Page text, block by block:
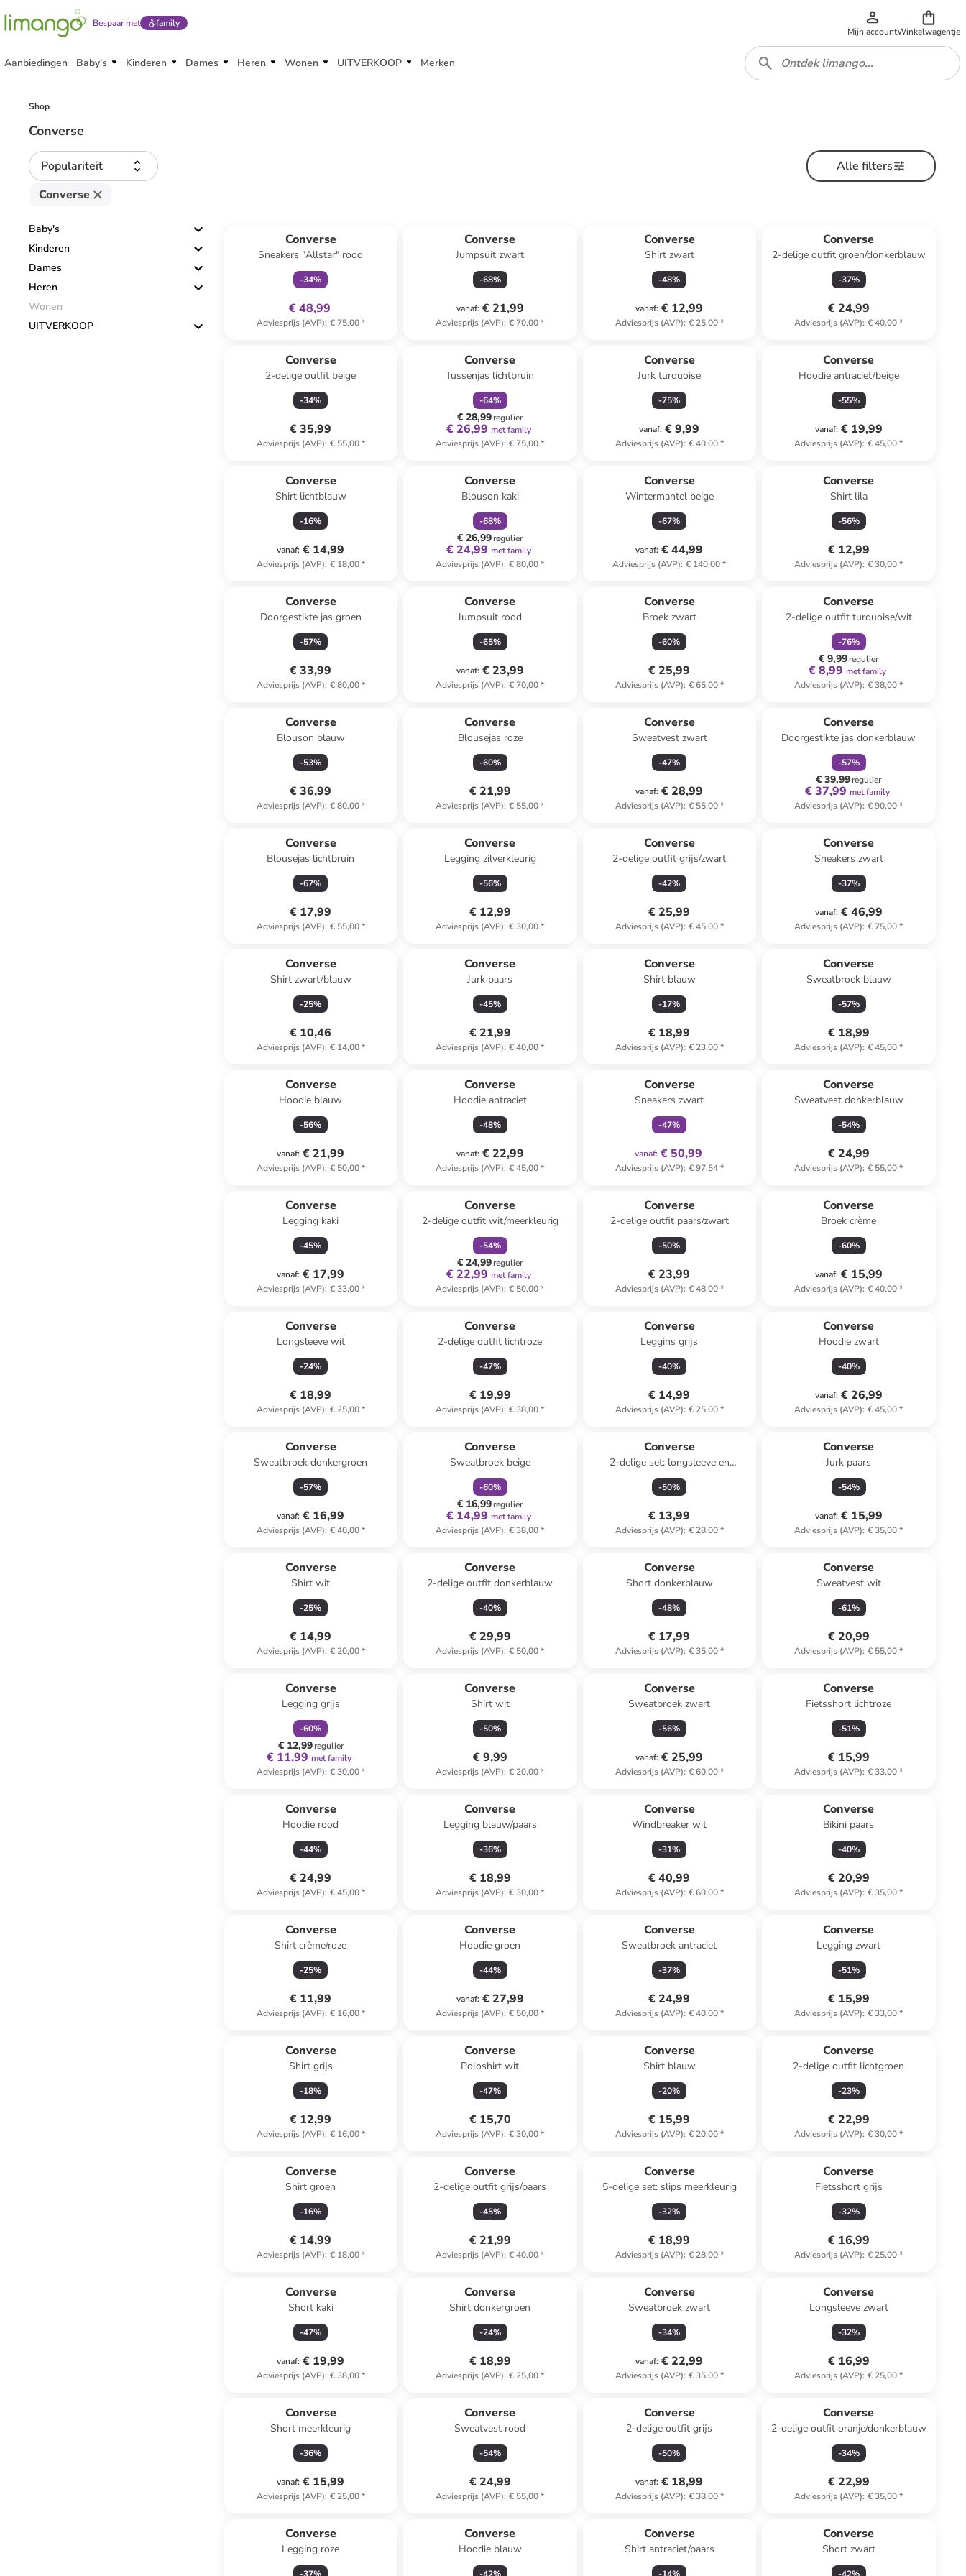
Bespaar met family
Mijn accountWinkelwagentje
Aanbiedingen Baby's Kinderen Dames Heren Wonen UITVERKOOP Merken
Shop
Converse
Populariteit
Alle filters
Converse
Baby's
Kinderen
Dames
Heren
Wonen
UITVERKOOP
Converse
Sneakers "Allstar" rood
-34%
€ 48,99
Adviesprijs (AVP): € 75,00*
Converse
Jumpsuit zwart
-68%
vanaf: € 21,99
Adviesprijs (AVP): € 70,00*
Converse
Shirt zwart
-48%
vanaf: € 12,99
Adviesprijs (AVP): € 25,00*
Converse
2-delige outfit groen/donkerblauw
-37%
€ 24,99
Adviesprijs (AVP): € 40,00*
Converse
2-delige outfit beige
-34%
€ 35,99
Adviesprijs (AVP): € 55,00*
Converse
Tussenjas lichtbruin
-64%
€ 28,99regulier
€ 26,99 met family
Adviesprijs (AVP): € 75,00*
Converse
Jurk turquoise
-75%
vanaf: € 9,99
Adviesprijs (AVP): € 40,00*
Converse
Hoodie antraciet/beige
-55%
vanaf: € 19,99
Adviesprijs (AVP): € 45,00*
Converse
Shirt lichtblauw
-16%
vanaf: € 14,99
Adviesprijs (AVP): € 18,00*
Converse
Blouson kaki
-68%
€ 26,99regulier
€ 24,99 met family
Adviesprijs (AVP): € 80,00*
Converse
Wintermantel beige
-67%
vanaf: € 44,99
Adviesprijs (AVP): € 140,00*
Converse
Shirt lila
-56%
€ 12,99
Adviesprijs (AVP): € 30,00*
Converse
Doorgestikte jas groen
-57%
€ 33,99
Adviesprijs (AVP): € 80,00*
Converse
Jumpsuit rood
-65%
vanaf: € 23,99
Adviesprijs (AVP): € 70,00*
Converse
Broek zwart
-60%
€ 25,99
Adviesprijs (AVP): € 65,00*
Converse
2-delige outfit turquoise/wit
-76%
€ 9,99regulier
€ 8,99 met family
Adviesprijs (AVP): € 38,00*
Converse
Blouson blauw
-53%
€ 36,99
Adviesprijs (AVP): € 80,00*
Converse
Blousejas roze
-60%
€ 21,99
Adviesprijs (AVP): € 55,00*
Converse
Sweatvest zwart
-47%
vanaf: € 28,99
Adviesprijs (AVP): € 55,00*
Converse
Doorgestikte jas donkerblauw
-57%
€ 39,99regulier
€ 37,99 met family
Adviesprijs (AVP): € 90,00*
Converse
Blousejas lichtbruin
-67%
€ 17,99
Adviesprijs (AVP): € 55,00*
Converse
Legging zilverkleurig
-56%
€ 12,99
Adviesprijs (AVP): € 30,00*
Converse
2-delige outfit grijs/zwart
-42%
€ 25,99
Adviesprijs (AVP): € 45,00*
Converse
Sneakers zwart
-37%
vanaf: € 46,99
Adviesprijs (AVP): € 75,00*
Converse
Shirt zwart/blauw
-25%
€ 10,46
Adviesprijs (AVP): € 14,00*
Converse
Jurk paars
-45%
€ 21,99
Adviesprijs (AVP): € 40,00*
Converse
Shirt blauw
-17%
€ 18,99
Adviesprijs (AVP): € 23,00*
Converse
Sweatbroek blauw
-57%
€ 18,99
Adviesprijs (AVP): € 45,00*
Converse
Hoodie blauw
-56%
vanaf: € 21,99
Adviesprijs (AVP): € 50,00*
Converse
Hoodie antraciet
-48%
vanaf: € 22,99
Adviesprijs (AVP): € 45,00*
Converse
Sneakers zwart
-47%
vanaf: € 50,99
Adviesprijs (AVP): € 97,54*
Converse
Sweatvest donkerblauw
-54%
€ 24,99
Adviesprijs (AVP): € 55,00*
Converse
Legging kaki
-45%
vanaf: € 17,99
Adviesprijs (AVP): € 33,00*
Converse
2-delige outfit wit/meerkleurig
-54%
€ 24,99regulier
€ 22,99 met family
Adviesprijs (AVP): € 50,00*
Converse
2-delige outfit paars/zwart
-50%
€ 23,99
Adviesprijs (AVP): € 48,00*
Converse
Broek crème
-60%
vanaf: € 15,99
Adviesprijs (AVP): € 40,00*
Converse
Longsleeve wit
-24%
€ 18,99
Adviesprijs (AVP): € 25,00*
Converse
2-delige outfit lichtroze
-47%
€ 19,99
Adviesprijs (AVP): € 38,00*
Converse
Leggins grijs
-40%
€ 14,99
Adviesprijs (AVP): € 25,00*
Converse
Hoodie zwart
-40%
vanaf: € 26,99
Adviesprijs (AVP): € 45,00*
Converse
Sweatbroek donkergroen
-57%
vanaf: € 16,99
Adviesprijs (AVP): € 40,00*
Converse
Sweatbroek beige
-60%
€ 16,99regulier
€ 14,99 met family
Adviesprijs (AVP): € 38,00*
Converse
2-delige set: longsleeve en
haarelastiek grijs/blauw
-50%
€ 13,99
Adviesprijs (AVP): € 28,00*
Converse
Jurk paars
-54%
vanaf: € 15,99
Adviesprijs (AVP): € 35,00*
Converse
Shirt wit
-25%
€ 14,99
Adviesprijs (AVP): € 20,00*
Converse
2-delige outfit donkerblauw
-40%
€ 29,99
Adviesprijs (AVP): € 50,00*
Converse
Short donkerblauw
-48%
€ 17,99
Adviesprijs (AVP): € 35,00*
Converse
Sweatvest wit
-61%
€ 20,99
Adviesprijs (AVP): € 55,00*
Converse
Legging grijs
-60%
€ 12,99regulier
€ 11,99 met family
Adviesprijs (AVP): € 30,00*
Converse
Shirt wit
-50%
€ 9,99
Adviesprijs (AVP): € 20,00*
Converse
Sweatbroek zwart
-56%
vanaf: € 25,99
Adviesprijs (AVP): € 60,00*
Converse
Fietsshort lichtroze
-51%
€ 15,99
Adviesprijs (AVP): € 33,00*
Converse
Hoodie rood
-44%
€ 24,99
Adviesprijs (AVP): € 45,00*
Converse
Legging blauw/paars
-36%
€ 18,99
Adviesprijs (AVP): € 30,00*
Converse
Windbreaker wit
-31%
€ 40,99
Adviesprijs (AVP): € 60,00*
Converse
Bikini paars
-40%
€ 20,99
Adviesprijs (AVP): € 35,00*
Converse
Shirt crème/roze
-25%
€ 11,99
Adviesprijs (AVP): € 16,00*
Converse
Hoodie groen
-44%
vanaf: € 27,99
Adviesprijs (AVP): € 50,00*
Converse
Sweatbroek antraciet
-37%
€ 24,99
Adviesprijs (AVP): € 40,00*
Converse
Legging zwart
-51%
€ 15,99
Adviesprijs (AVP): € 33,00*
Converse
Shirt grijs
-18%
€ 12,99
Adviesprijs (AVP): € 16,00*
Converse
Poloshirt wit
-47%
€ 15,70
Adviesprijs (AVP): € 30,00*
Converse
Shirt blauw
-20%
€ 15,99
Adviesprijs (AVP): € 20,00*
Converse
2-delige outfit lichtgroen
-23%
€ 22,99
Adviesprijs (AVP): € 30,00*
Converse
Shirt groen
-16%
€ 14,99
Adviesprijs (AVP): € 18,00*
Converse
2-delige outfit grijs/paars
-45%
€ 21,99
Adviesprijs (AVP): € 40,00*
Converse
5-delige set: slips meerkleurig
-32%
€ 18,99
Adviesprijs (AVP): € 28,00*
Converse
Fietsshort grijs
-32%
€ 16,99
Adviesprijs (AVP): € 25,00*
Converse
Short kaki
-47%
vanaf: € 19,99
Adviesprijs (AVP): € 38,00*
Converse
Shirt donkergroen
-24%
€ 18,99
Adviesprijs (AVP): € 25,00*
Converse
Sweatbroek zwart
-34%
vanaf: € 22,99
Adviesprijs (AVP): € 35,00*
Converse
Longsleeve zwart
-32%
€ 16,99
Adviesprijs (AVP): € 25,00*
Converse
Short meerkleurig
-36%
vanaf: € 15,99
Adviesprijs (AVP): € 25,00*
Converse
Sweatvest rood
-54%
€ 24,99
Adviesprijs (AVP): € 55,00*
Converse
2-delige outfit grijs
-50%
vanaf: € 18,99
Adviesprijs (AVP): € 38,00*
Converse
2-delige outfit oranje/donkerblauw
-34%
€ 22,99
Adviesprijs (AVP): € 35,00*
Converse
Legging roze
Converse
Hoodie blauw
Converse
Shirt antraciet/paars
Converse
Short zwart